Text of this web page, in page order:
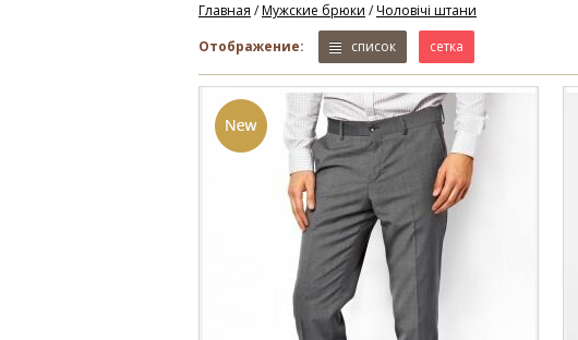
Главная /Мужские брюки /Чоловічі штани
Отображение:
список сетка